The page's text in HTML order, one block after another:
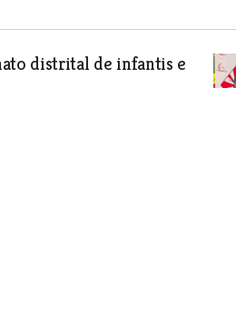
distrital de infantis e